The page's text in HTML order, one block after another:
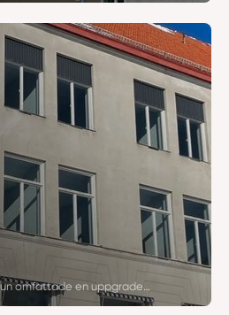
Projektet SBB Högbo i Falun omfattade en uppgradering av 347 PVC-fönster. Fönstren, levererade av Amberline Partner, installerades med fokus på modern design, energieffektivitet och lång hållbarhet. Resultatet är en fastighet som kombinerar traditionell karaktär med modern teknik och förbättrad boendekomfort.